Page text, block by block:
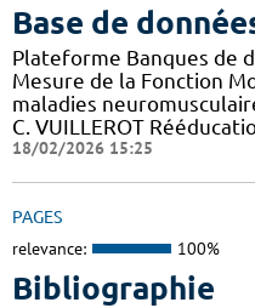
Base de
Plateforme Banques de
Mesure de la Fonction
maladies
C. VUILLEROT
18/02/2026 15:25
PAGES
relevance: 100%
Bibliographie